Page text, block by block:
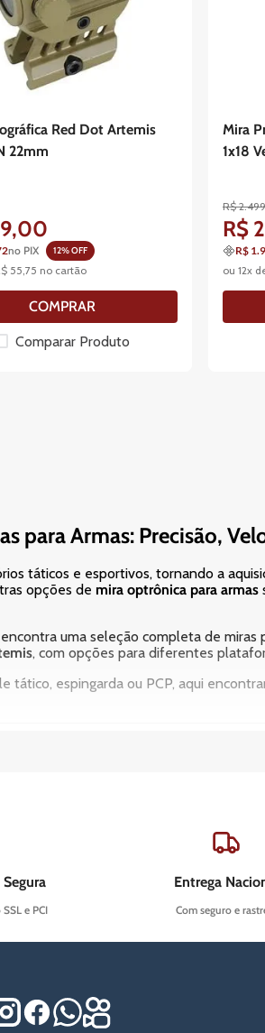
Red Dot Artemis
22mm
,00
no PIX 12% OFF
55,75 no cartão
COMPRAR
Comparar Produto
Mira
1x18
R$ 2.
R$ 2
R$
ou12x
para Armas: Precisão,
táticos e esportivos, tornando a
opções de mira optrônica para armas
uma seleção completa de miras
, com opções para diferentes
tático, espingarda ou PCP, aqui
como referência de impacto,
e armas de pressão;
e PCI
Entrega
Com seguro e